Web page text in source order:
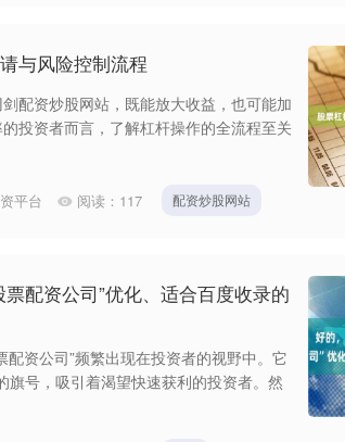
与风险控制流程
配资炒股网站，既能放大收益，也可能加
投资者而言，了解杠杆操作的全流程至关
平台 阅读： 117 配资炒股网站
配资公司”优化、适合百度收录的
资公司”频繁出现在投资者的视野中。它
旗号，吸引着渴望快速获利的投资者。然